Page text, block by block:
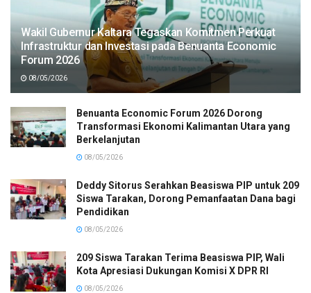
Wakil Gubernur Kaltara Tegaskan Komitmen Perkuat
Infrastruktur dan Investasi pada Benuanta Economic
Forum 2026
08/05/2026
Benuanta Economic Forum 2026 Dorong
Transformasi Ekonomi Kalimantan Utara yang
Berkelanjutan
08/05/2026
Deddy Sitorus Serahkan Beasiswa PIP untuk 209
Siswa Tarakan, Dorong Pemanfaatan Dana bagi
Pendidikan
08/05/2026
209 Siswa Tarakan Terima Beasiswa PIP, Wali
Kota Apresiasi Dukungan Komisi X DPR RI
08/05/2026